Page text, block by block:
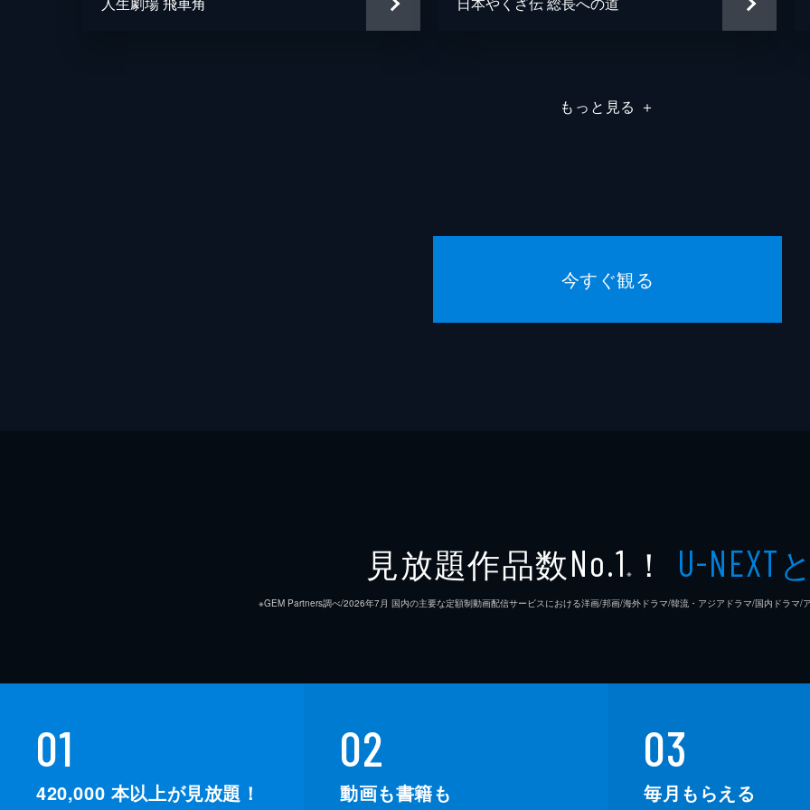
もっと見る ＋
今すぐ観る
見放題作品数No.1 ※ ！ U-NEXT
※GEM Partners調べ/2026年7⽉ 国内の主要な定額制動画配信サービスにおける洋画/邦画/海外ドラマ/韓流・アジアドラマ/国内ドラマ/
01
420,000 本以上が見放題！
02
動画も書籍も
03
毎月もらえる